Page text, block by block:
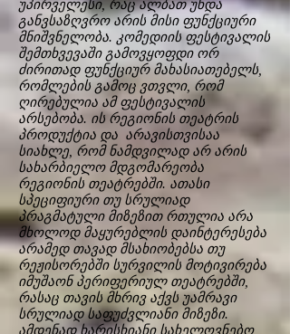
უპირველესი, რაც ალბათ უნდა
განვსაზღვრო არის მისი ფუნქციური
მნიშვნელობა. კომედიის ფესტივალის
შემთხვევაში გამოვყოფდი ორ
ძირითად ფუნქციურ მახასიათებელს,
რომლების გამოც ვთვლი, რომ
ღირებულია ამ ფესტივალის
არსებობა. ის რეგიონის თეატრის
პროდუქტია და არავისთვისაა
სიახლე, რომ ნამდვილად არ არის
სახარბიელო მდგომარეობა
რეგიონის თეატრებში. ათასი
სპეციფიური თუ სრულიად
პრაგმატული მიზეზით რთულია არა
მხოლოდ მაყურებლის დაინტერესება
არამედ თავად მსახიობებსა თუ
რეჟისორებში სურვილის მოტივირება
იმუშაონ პერიფერიულ თეატრებში,
რასაც თავის მხრივ აქვს უამრავი
სრულიად საფუძვლიანი მიზეზი.
ამდენად ხარისხიანი სახელოვნებო